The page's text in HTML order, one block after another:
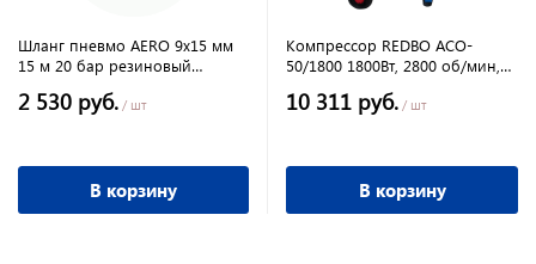
Шланг пневмо AERO 9х15 мм
15 м 20 бар резиновый
2 530 руб. / шт
В корзину
Компрессор REDBO ACO-
50/1800 1800Вт, 2800 об/мин,
10 311 руб. / шт
В корзину